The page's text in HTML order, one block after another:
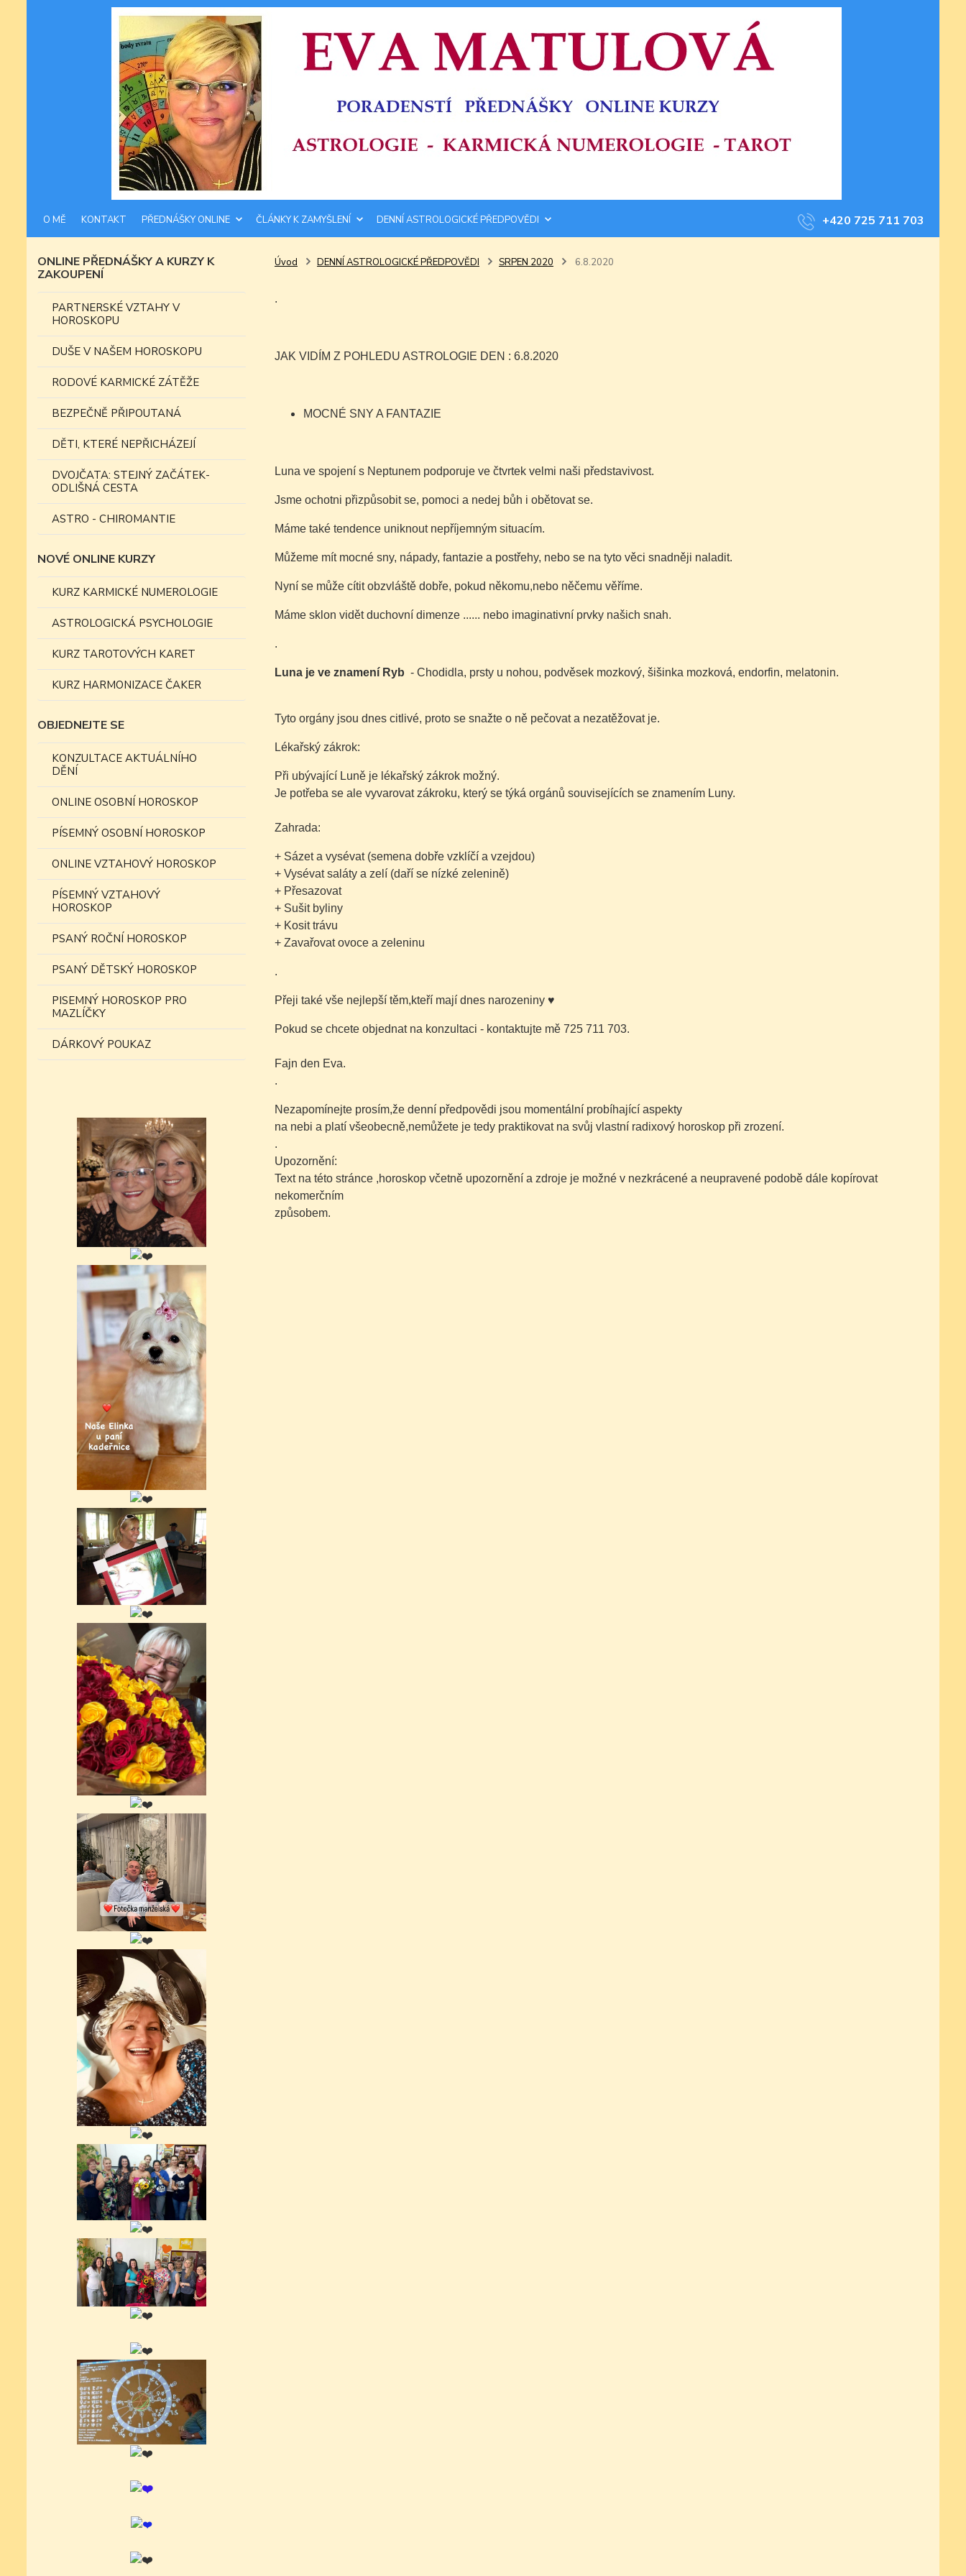
O MĚ KONTAKT PŘEDNÁŠKY ONLINE ČLÁNKY K ZAMYŠLENÍ DENNÍ ASTROLOGICKÉ PŘEDPOVĚDI +420 725 711 703
ONLINE PŘEDNÁŠKY A KURZY K
ZAKOUPENÍ
PARTNERSKÉ VZTAHY V
HOROSKOPU
DUŠE V NAŠEM HOROSKOPU
RODOVÉ KARMICKÉ ZÁTĚŽE
BEZPEČNĚ PŘIPOUTANÁ
DĚTI, KTERÉ NEPŘICHÁZEJÍ
DVOJČATA: STEJNÝ ZAČÁTEK-
ODLIŠNÁ CESTA
ASTRO - CHIROMANTIE
NOVÉ ONLINE KURZY
KURZ KARMICKÉ NUMEROLOGIE
ASTROLOGICKÁ PSYCHOLOGIE
KURZ TAROTOVÝCH KARET
KURZ HARMONIZACE ČAKER
OBJEDNEJTE SE
KONZULTACE AKTUÁLNÍHO
DĚNÍ
ONLINE OSOBNÍ HOROSKOP
PÍSEMNÝ OSOBNÍ HOROSKOP
ONLINE VZTAHOVÝ HOROSKOP
PÍSEMNÝ VZTAHOVÝ
HOROSKOP
PSANÝ ROČNÍ HOROSKOP
PSANÝ DĚTSKÝ HOROSKOP
PISEMNÝ HOROSKOP PRO
MAZLÍČKY
DÁRKOVÝ POUKAZ
Úvod DENNÍ ASTROLOGICKÉ PŘEDPOVĚDI SRPEN 2020 6.8.2020
.
JAK VIDÍM Z POHLEDU ASTROLOGIE DEN : 6.8.2020
MOCNÉ SNY A FANTAZIE
Luna ve spojení s Neptunem podporuje ve čtvrtek velmi naši představivost.
Jsme ochotni přizpůsobit se, pomoci a nedej bůh i obětovat se.
Máme také tendence uniknout nepříjemným situacím.
Můžeme mít mocné sny, nápady, fantazie a postřehy, nebo se na tyto věci snadněji naladit.
Nyní se může cítit obzvláště dobře, pokud někomu,nebo něčemu věříme.
Máme sklon vidět duchovní dimenze ...... nebo imaginativní prvky našich snah.
.
Luna je ve znamení Ryb - Chodidla, prsty u nohou, podvěsek mozkový, šišinka mozková, endorfin, melatonin.
Tyto orgány jsou dnes citlivé, proto se snažte o ně pečovat a nezatěžovat je.
Lékařský zákrok:
Při ubývající Luně je lékařský zákrok možný.
Je potřeba se ale vyvarovat zákroku, který se týká orgánů souvisejících se znamením Luny.
Zahrada:
+ Sázet a vysévat (semena dobře vzklíčí a vzejdou)
+ Vysévat saláty a zelí (daří se nízké zelenině)
+ Přesazovat
+ Sušit byliny
+ Kosit trávu
+ Zavařovat ovoce a zeleninu
.
Přeji také vše nejlepší těm,kteří mají dnes narozeniny ♥
Pokud se chcete objednat na konzultaci - kontaktujte mě 725 711 703.
Fajn den Eva.
.
Nezapomínejte prosím,že denní předpovědi jsou momentální probíhající aspekty
na nebi a platí všeobecně,nemůžete je tedy praktikovat na svůj vlastní radixový horoskop při zrození.
.
Upozornění:
Text na této stránce ,horoskop včetně upozornění a zdroje je možné v nezkrácené a neupravené podobě dále kopírovat
nekomerčním
způsobem.